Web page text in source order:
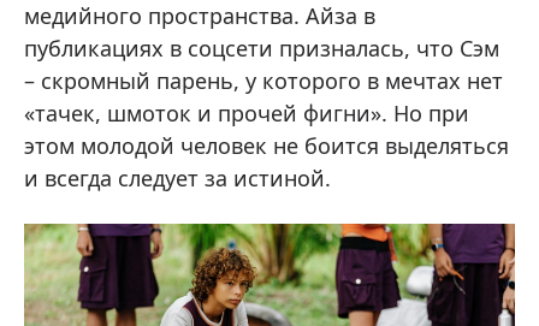
медийного пространства. Айза в
публикациях в соцсети призналась, что Сэм
– скромный парень, у которого в мечтах нет
«тачек, шмоток и прочей фигни». Но при
этом молодой человек не боится выделяться
и всегда следует за истиной.